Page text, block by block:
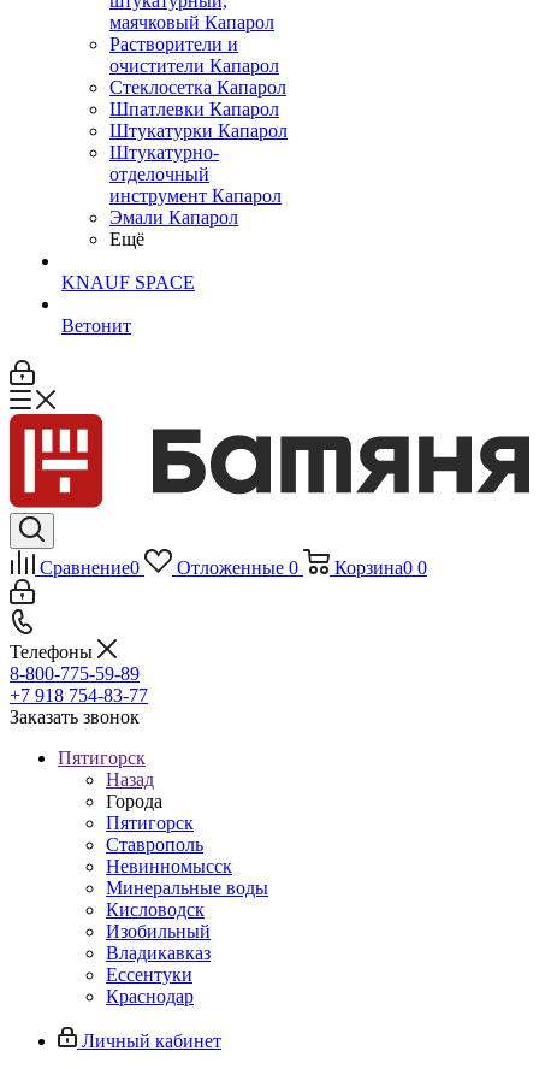
маячковый Капарол
Растворители и
очистители Капарол
Cтеклосетка Капарол
Шпатлевки Капарол
Штукатурки Капарол
Штукатурно-
отделочный
инструмент Капарол
Эмали Капарол
Ещё
KNAUF SPACE
Ветонит
Сравнение0 Отложенные 0 Корзина0 0
Телефоны
8-800-775-59-89
+7 918 754-83-77
Заказать звонок
Пятигорск
Назад
Города
Пятигорск
Ставрополь
Невинномысск
Минеральные воды
Кисловодск
Изобильный
Владикавказ
Ессентуки
Краснодар
Личный кабинет